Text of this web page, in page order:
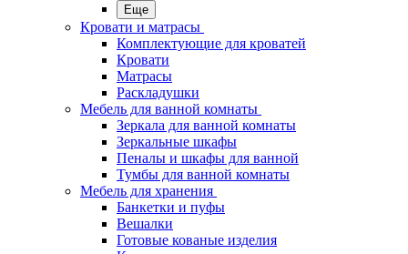
Еще
Кровати и матрасы
Комплектующие для кроватей
Кровати
Матрасы
Раскладушки
Мебель для ванной комнаты
Зеркала для ванной комнаты
Зеркальные шкафы
Пеналы и шкафы для ванной
Тумбы для ванной комнаты
Мебель для хранения
Банкетки и пуфы
Вешалки
Готовые кованые изделия